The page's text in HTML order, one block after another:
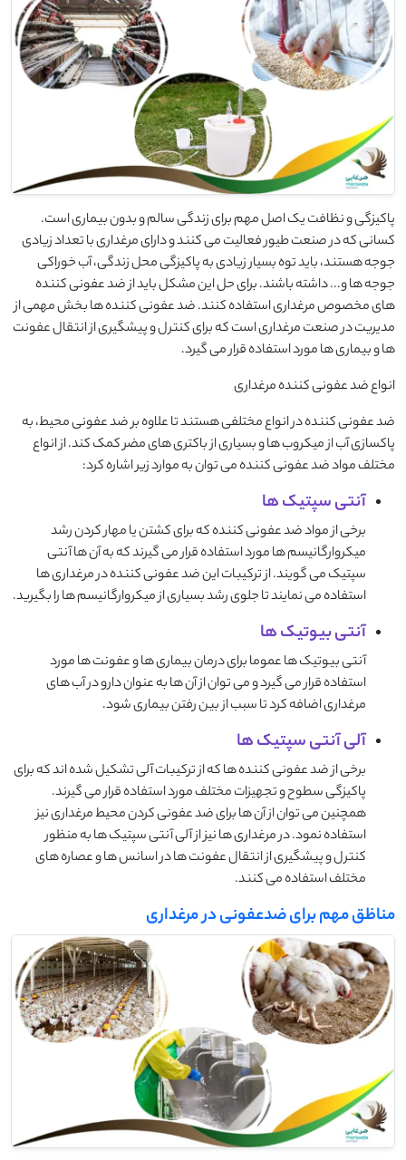
پاکیزگی و نظافت یک اصل مهم برای زندگی سالم و بدون بیماری است.
کسانی که در صنعت طیور فعالیت می کنند و دارای مرغداری با تعداد زیادی
جوجه هستند، باید توه بسیار زیادی به پاکیزگی محل زندگی، آب خوراکی
جوجه ها و... داشته باشند. برای حل این مشکل باید از ضد عفونی کننده
های مخصوص مرغداری استفاده کنند. ضد عفونی کننده ها بخش مهمی از
مدیریت در صنعت مرغداری است که برای کنترل و پیشگیری از انتقال عفونت
ها و بیماری ها مورد استفاده قرار می گیرد.
انواع ضد عفونی کننده مرغداری
ضد عفونی کننده در انواع مختلفی هستند تا علاوه بر ضد عفونی محیط، به
پاکسازی آب از میکروب ها و بسیاری از باکتری های مضر کمک کند. از انواع
مختلف مواد ضد عفونی کننده می توان به موارد زیر اشاره کرد:
آنتی سپتیک ها
برخی از مواد ضد عفونی کننده که برای کشتن یا مهار کردن رشد
میکروارگانیسم ها مورد استفاده قرار می گیرند که به آن ها آنتی
سپتیک می گویند. از ترکیبات این ضد عفونی کننده در مرغداری ها
استفاده می نمایند تا جلوی رشد بسیاری از میکروارگانیسم ها را بگیرید.
آنتی بیوتیک ها
آنتی بیوتیک ها عموما برای درمان بیماری ها و عفونت ها مورد
استفاده قرار می گیرد و می توان از آن ها به عنوان دارو در آب های
مرغداری اضافه کرد تا سبب از بین رفتن بیماری شود.
آلی آنتی سپتیک ها
برخی از ضد عفونی کننده ها که از ترکیبات آلی تشکیل شده اند که برای
پاکیزگی سطوح و تجهیزات مختلف مورد استفاده قرار می گیرند.
همچنین می توان از آن ها برای ضد عفونی کردن محیط مرغداری نیز
استفاده نمود. در مرغداری ها نیز از آلی آنتی سپتیک ها به منظور
کنترل و پیشگیری از انتقال عفونت ها در اسانس ها و عصاره های
مختلف استفاده می کنند.
مناظق مهم برای ضدعفونی در مرغداری